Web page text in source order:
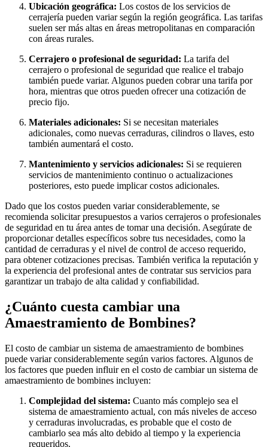
Ubicación geográfica: Los costos de los servicios de
cerrajería pueden variar según la región geográfica. Las tarifas
suelen ser más altas en áreas metropolitanas en comparación
con áreas rurales.
Cerrajero o profesional de seguridad: La tarifa del
cerrajero o profesional de seguridad que realice el trabajo
también puede variar. Algunos pueden cobrar una tarifa por
hora, mientras que otros pueden ofrecer una cotización de
precio fijo.
Materiales adicionales: Si se necesitan materiales
adicionales, como nuevas cerraduras, cilindros o llaves, esto
también aumentará el costo.
Mantenimiento y servicios adicionales: Si se requieren
servicios de mantenimiento continuo o actualizaciones
posteriores, esto puede implicar costos adicionales.
Dado que los costos pueden variar considerablemente, se
recomienda solicitar presupuestos a varios cerrajeros o profesionales
de seguridad en tu área antes de tomar una decisión. Asegúrate de
proporcionar detalles específicos sobre tus necesidades, como la
cantidad de cerraduras y el nivel de control de acceso requerido,
para obtener cotizaciones precisas. También verifica la reputación y
la experiencia del profesional antes de contratar sus servicios para
garantizar un trabajo de alta calidad y confiabilidad.
¿Cuánto cuesta cambiar una
Amaestramiento de Bombines?
El costo de cambiar un sistema de amaestramiento de bombines
puede variar considerablemente según varios factores. Algunos de
los factores que pueden influir en el costo de cambiar un sistema de
amaestramiento de bombines incluyen:
Complejidad del sistema: Cuanto más complejo sea el
sistema de amaestramiento actual, con más niveles de acceso
y cerraduras involucradas, es probable que el costo de
cambiarlo sea más alto debido al tiempo y la experiencia
requeridos.